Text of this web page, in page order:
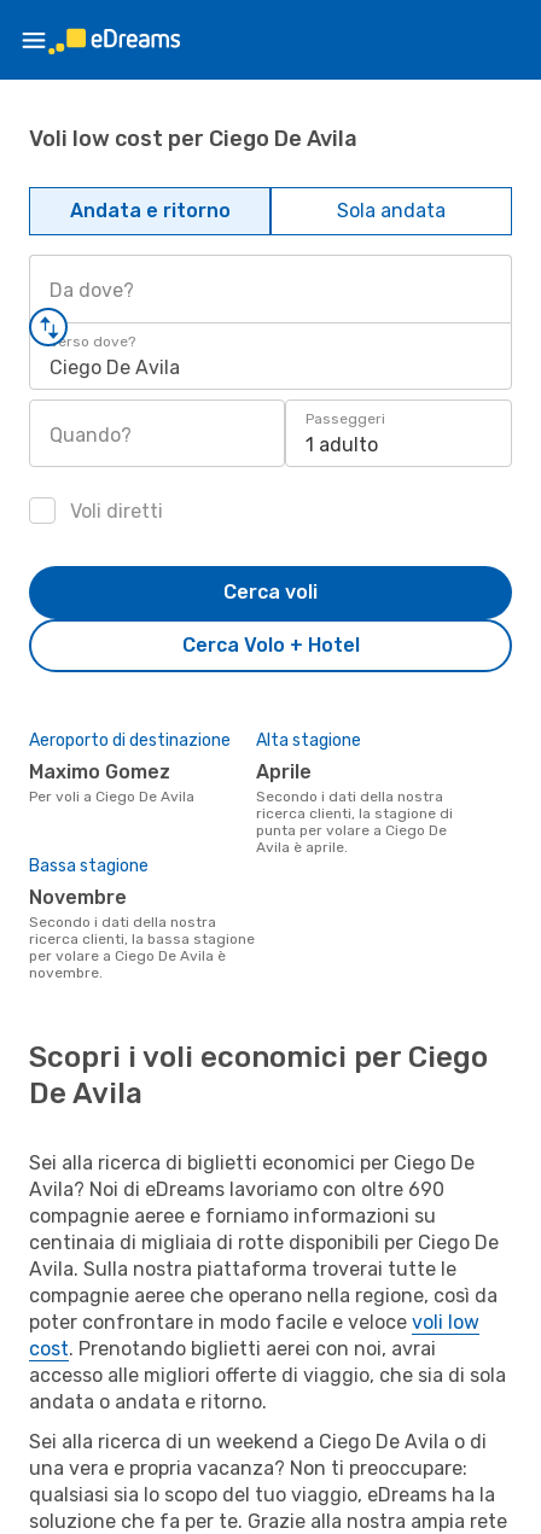
Voli low cost per Ciego De Avila
Andata e ritorno Sola andata
Da dove?
Verso dove?
Ciego De Avila
Quando?
Passeggeri
1 adulto
Voli diretti
Cerca Volo + Hotel
Cerca voli
Aeroporto di destinazione
Maximo Gomez
Per voli a Ciego De Avila
Alta stagione
aprile
Secondo i dati della nostra
ricerca clienti, la stagione di
punta per volare a Ciego De
Avila è aprile.
Bassa stagione
novembre
Secondo i dati della nostra
ricerca clienti, la bassa stagione
per volare a Ciego De Avila è
novembre.
Scopri i voli economici per Ciego
De Avila
Sei alla ricerca di biglietti economici per Ciego De
Avila? Noi di eDreams lavoriamo con oltre 690
compagnie aeree e forniamo informazioni su
centinaia di migliaia di rotte disponibili per Ciego De
Avila. Sulla nostra piattaforma troverai tutte le
compagnie aeree che operano nella regione, così da
poter confrontare in modo facile e veloce voli low
cost. Prenotando biglietti aerei con noi, avrai
accesso alle migliori offerte di viaggio, che sia di sola
andata o andata e ritorno.
Sei alla ricerca di un weekend a Ciego De Avila o di
una vera e propria vacanza? Non ti preoccupare:
qualsiasi sia lo scopo del tuo viaggio, eDreams ha la
soluzione che fa per te. Grazie alla nostra ampia rete